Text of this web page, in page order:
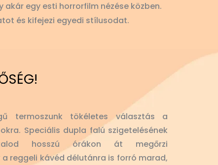
egy esti horrorfilm nézése közben.
és kifejezi egyedi stílusodat.
termoszunk tökéletes választás a
Speciális dupla falú szigetelésének
hosszú órákon át megőrzi
reggeli kávéd délutánra is forró marad,